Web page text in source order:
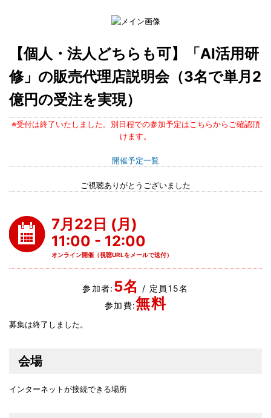
【個人・法人どちらも可】「AI活用研
修」の販売代理店説明会（3名で単月2
億円の受注を実現）
※受付は終了いたしました。別日程での参加予定はこちらからご確認頂
けます。
開催予定一覧
ご視聴ありがとうございました
7月22日 (月)
11:00 - 12:00
オンライン開催（視聴URLをメールで送付）
参加者: 5名
/ 定員15名
参加費:無料
募集は終了しました。
会場
インターネットが接続できる場所